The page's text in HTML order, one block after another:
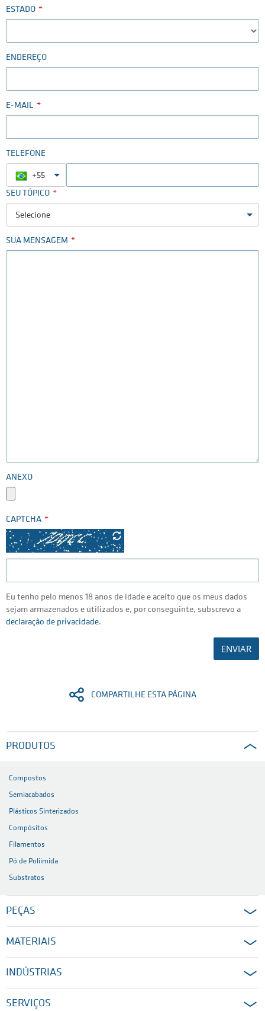
ESTADO
ENDEREÇO
E-MAIL
TELEFONE
+55
SEU TÓPICO
Selecione
SUA MENSAGEM
ANEXO
CAPTCHA
Eu tenho pelo menos 18 anos de idade e aceito que os meus dados
sejam armazenados e utilizados e, por conseguinte, subscrevo a
declaração de privacidade.
ENVIAR
COMPARTILHE ESTA PÁGINA
PRODUTOS
Compostos
Semiacabados
Plásticos Sinterizados
Compósitos
Filamentos
Pó de Poliimida
Substratos
PEÇAS
MATERIAIS
INDÚSTRIAS
SERVIÇOS